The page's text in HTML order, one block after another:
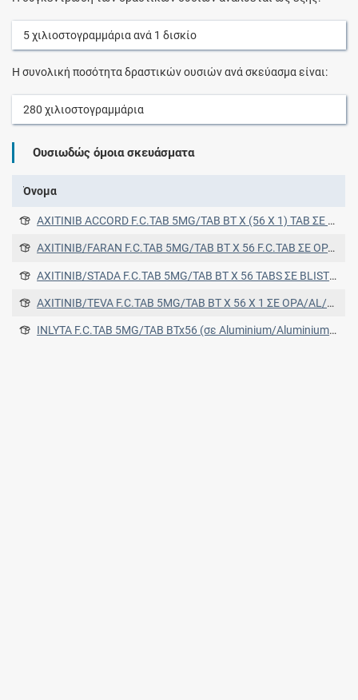
5χιλιοστογραμμάριαανά 1 δισκίο
Η συνολική ποσότητα δραστικών ουσιών ανά σκεύασμα είναι:
280 χιλιοστογραμμάρια
Ουσιωδώς όμοια σκευάσματα
Όνομα
AXITINIB ACCORD F.C.TAB 5MG/TAB BT X (56 X 1) TAB ΣΕ BLISTER ALU/ALU - UNIT DOSE
AXITINIB/FARAN F.C.TAB 5MG/TAB BT X 56 F.C.TAB ΣΕ OPA/AL/PVC/AL BLISTERS
AXITINIB/STADA F.C.TAB 5MG/TAB BT X 56 TABS ΣΕ BLISTER (OPA/ALU/PVC/ALU)
AXITINIB/TEVA F.C.TAB 5MG/TAB BT X 56 X 1 ΣΕ OPA/AL/PVC/AL (AL/AL) PERFORATED UNIT-DOSE BLISTERS
INLYTA F.C.TAB 5MG/TAB BTx56 (σε Aluminium/Aluminium blister) (σε Aluminium/Aluminium blister)